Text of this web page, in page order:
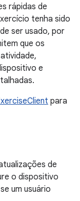
rápidas de
tenha sido
ser usado, por
que os
e
para
de
o dispositivo
um usuário